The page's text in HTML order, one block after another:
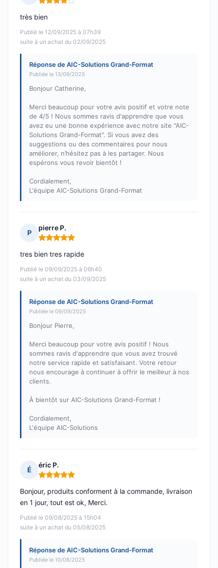
Note : 4 sur 5
Publié le 12/09/2025 à 07h39
suite à un achat du 02/09/2025
très bien
Réponse de AIC-Solutions Grand-Format
Publiée le 13/09/2025
Bonjour Catherine,
Merci beaucoup pour votre avis positif et votre note
de 4/5 ! Nous sommes ravis d'apprendre que vous
avez eu une bonne expérience avec notre site "AIC-
Solutions Grand-Format". Si vous avez des
suggestions ou des commentaires pour nous
améliorer, n’hésitez pas à les partager. Nous
espérons vous revoir bientôt !
Cordialement,
L'équipe AIC-Solutions Grand-Format
P
pierre P.
Note : 5 sur 5
Publié le 09/09/2025 à 06h40
suite à un achat du 03/09/2025
tres bien tres rapide
Réponse de AIC-Solutions Grand-Format
Publiée le 09/09/2025
Bonjour Pierre,
Merci beaucoup pour votre avis positif ! Nous
sommes ravis d'apprendre que vous avez trouvé
notre service rapide et satisfaisant. Votre retour
nous encourage à continuer à offrir le meilleur à nos
clients.
À bientôt sur AIC-Solutions Grand-Format !
Cordialement,
L'équipe AIC-Solutions
É
éric P.
Note : 5 sur 5
Publié le 09/08/2025 à 15h04
suite à un achat du 05/08/2025
Bonjour, produits conforment à la commande, livraison
en 1 jour, tout est ok, Merci.
Réponse de AIC-Solutions Grand-Format
Publiée le 10/08/2025